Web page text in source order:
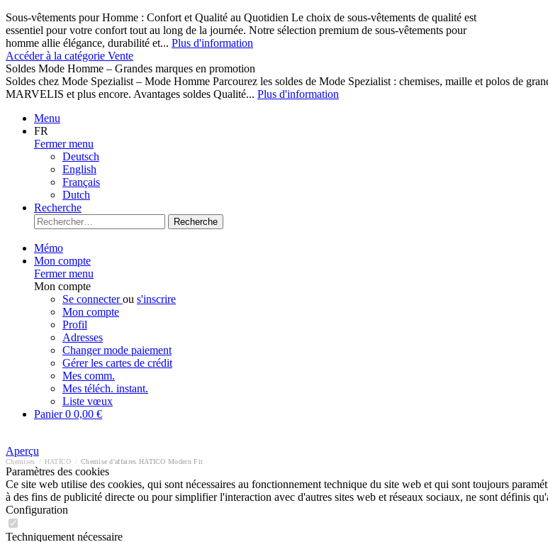
Sous-vêtements pour Homme : Confort et Qualité au Quotidien Le choix de sous-vêtements de qualité est
essentiel pour votre confort tout au long de la journée. Notre sélection premium de sous-vêtements pour
homme allie élégance, durabilité et... Plus d'information
Accéder à la catégorie Vente
Soldes Mode Homme – Grandes marques en promotion
Soldes chez Mode Spezialist – Mode Homme Parcourez les soldes de Mode Spezialist : chemises, maille et polos de
MARVELIS et plus encore. Avantages soldes Qualité... Plus d'information
Menu
FR
Fermer menu
Deutsch
English
Français
Dutch
Recherche
Recherche
Mémo
Mon compte
Fermer menu
Mon compte
Se connecterou s'inscrire
Mon compte
Profil
Adresses
Changer mode paiement
Gérer les cartes de crédit
Mes comm.
Mes téléch. instant.
Liste vœux
Panier0 0,00 €
Aperçu
Chemises HATICO Chemise d'affaires HATICO Modern Fit
Paramètres des cookies
Ce site web utilise des cookies, qui sont nécessaires au fonctionnement technique du site web et qui sont toujours
à des fins de publicité directe ou pour simplifier l'interaction avec d'autres sites web et réseaux sociaux, ne sont définis
Configuration
Techniquement nécessaire